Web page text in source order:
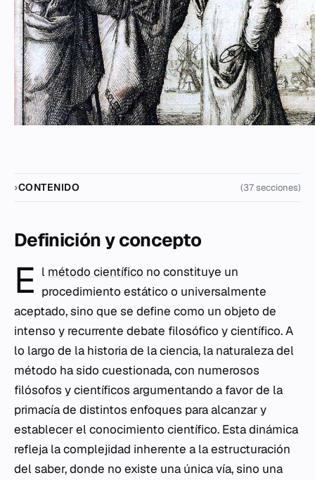
CONTENIDO (37 secciones)
Definición y concepto
E l método científico no constituye un
procedimiento estático o universalmente
aceptado, sino que se define como un objeto de
intenso y recurrente debate filosófico y científico. A
lo largo de la historia de la ciencia, la naturaleza del
método ha sido cuestionada, con numerosos
filósofos y científicos argumentando a favor de la
primacía de distintos enfoques para alcanzar y
establecer el conocimiento científico. Esta dinámica
refleja la complejidad inherente a la estructuración
del saber, donde no existe una única vía, sino una